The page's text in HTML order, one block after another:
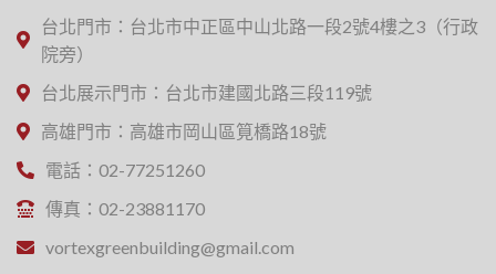
台北門市：台北市中正區中山北路一段2號4樓之3（行政
院旁）
台北展示門市：台北市建國北路三段119號
高雄門市：高雄市岡山區筧橋路18號
電話：02-77251260
傳真：02-23881170
vortexgreenbuilding@gmail.com